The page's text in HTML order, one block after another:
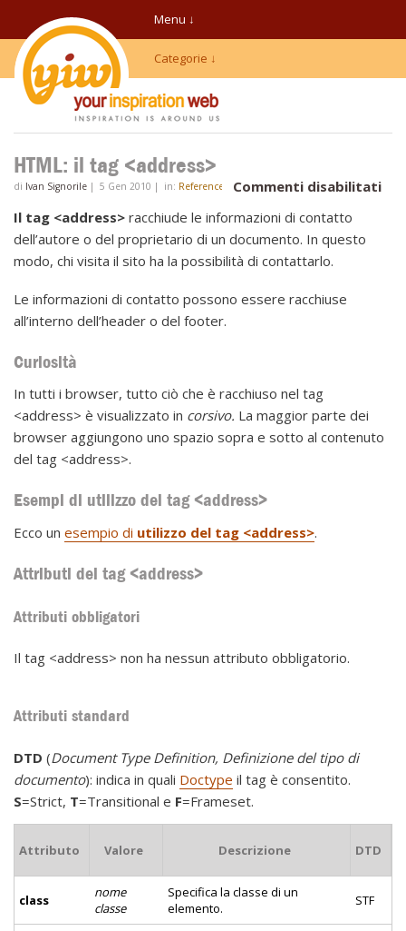
Menu ↓
Categorie ↓
HTML: il tag <address>
di Ivan Signorile | 5 Gen 2010 | in: References HTMLCommenti disabilitatisu
Il tag <address> racchiude le informazioni di contatto
dell’autore o del proprietario di un documento. In questo
modo, chi visita il sito ha la possibilità di contattarlo.
Le informazioni di contatto possono essere racchiuse
all’interno dell’header o del footer.
Curiosità
In tutti i browser, tutto ciò che è racchiuso nel tag
<address> è visualizzato in corsivo. La maggior parte dei
browser aggiungono uno spazio sopra e sotto al contenuto
del tag <address>.
Esempi di utilizzo del tag <address>
Ecco un esempio di utilizzo del tag <address>.
Attributi del tag <address>
Attributi obbligatori
Il tag <address> non ha nessun attributo obbligatorio.
Attributi standard
DTD (Document Type Definition, Definizione del tipo di
documento): indica in quali Doctype il tag è consentito.
S=Strict, T=Transitional e F=Frameset.
Attributo Valore Descrizione DTD
class
nome
classe
Specifica la classe di un
elemento.
STF